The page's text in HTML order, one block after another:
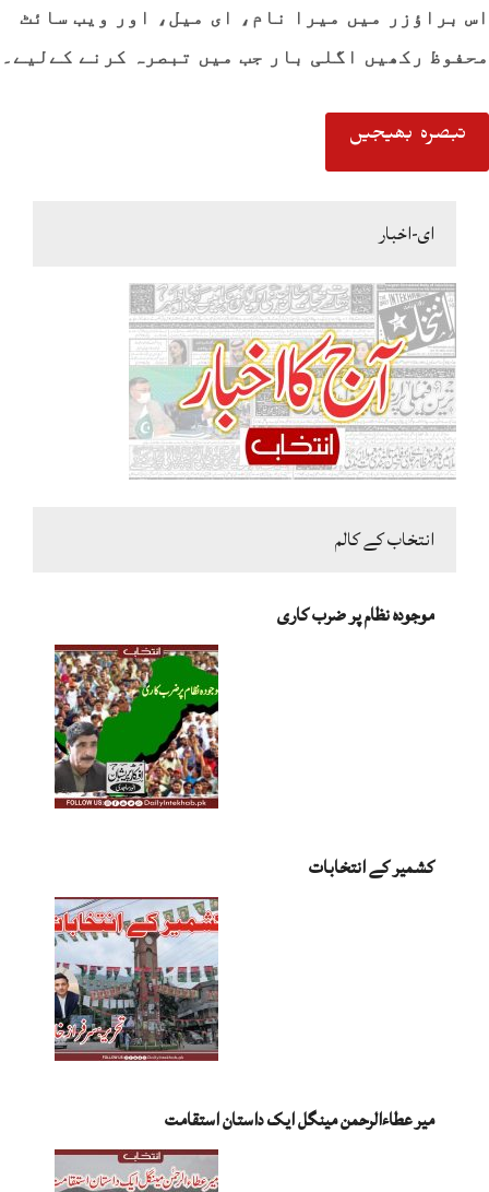
اس براؤزر میں میرا نام، ای میل، اور ویب سائٹ
محفوظ رکھیں اگلی بار جب میں تبصرہ کرنے کےلیے۔
ای-اخبار
انتخاب کے کالم
موجودہ نظام پر ضرب کاری
کشمیر کے انتخابات
میر عطاءالرحمن مینگل ایک داستان استقامت